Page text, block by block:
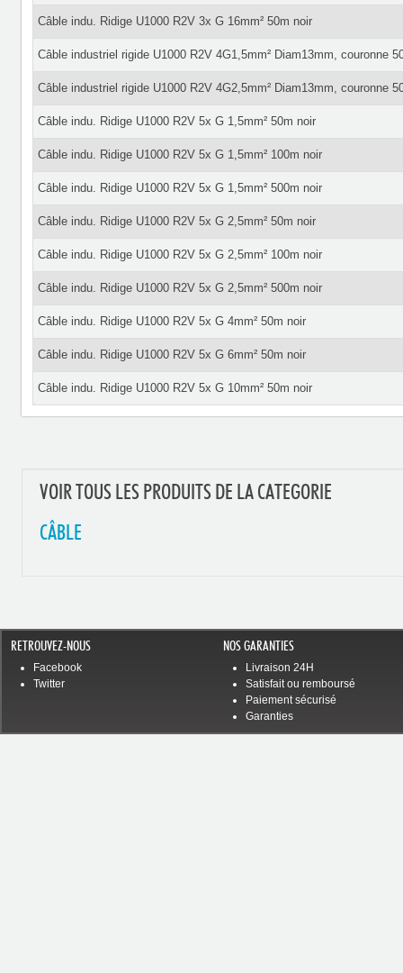
Câble indu. Ridige U1000 R2V 3x G 16mm² 50m noir
Câble industriel rigide U1000 R2V 4G1,5mm² Diam13mm, couronne
Câble industriel rigide U1000 R2V 4G2,5mm² Diam13mm, couronne
Câble indu. Ridige U1000 R2V 5x G 1,5mm² 50m noir
Câble indu. Ridige U1000 R2V 5x G 1,5mm² 100m noir
Câble indu. Ridige U1000 R2V 5x G 1,5mm² 500m noir
Câble indu. Ridige U1000 R2V 5x G 2,5mm² 50m noir
Câble indu. Ridige U1000 R2V 5x G 2,5mm² 100m noir
Câble indu. Ridige U1000 R2V 5x G 2,5mm² 500m noir
Câble indu. Ridige U1000 R2V 5x G 4mm² 50m noir
Câble indu. Ridige U1000 R2V 5x G 6mm² 50m noir
Câble indu. Ridige U1000 R2V 5x G 10mm² 50m noir
VOIR TOUS LES PRODUITS DE LA CATEGORIE
CÂBLE
RETROUVEZ-NOUS
Facebook
Twitter
NOS GARANTIES
Livraison 24H
Satisfait ou remboursé
Paiement sécurisé
Garanties